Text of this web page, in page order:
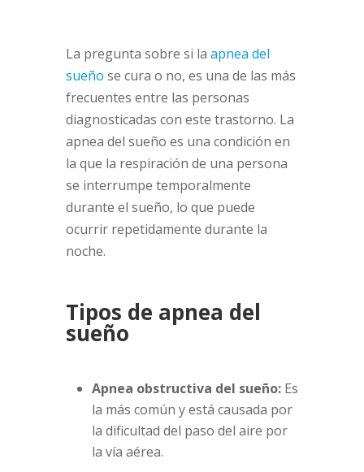
La pregunta sobre si la apnea del
sueño se cura o no, es una de las más
frecuentes entre las personas
diagnosticadas con este trastorno. La
apnea del sueño es una condición en
la que la respiración de una persona
se interrumpe temporalmente
durante el sueño, lo que puede
ocurrir repetidamente durante la
noche.
Tipos de apnea del
sueño
Apnea obstructiva del sueño:Es
la más común y está causada por
la dificultad del paso del aire por
la vía aérea.